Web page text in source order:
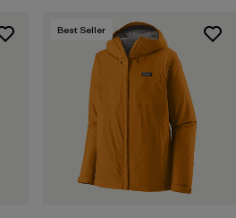
Best Seller